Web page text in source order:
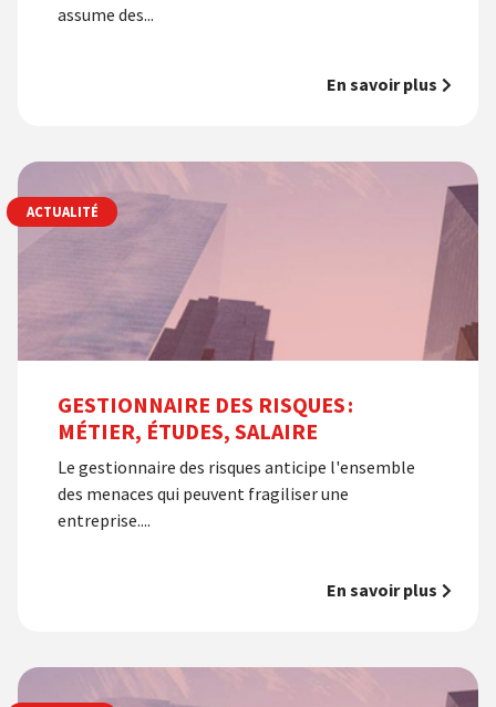
assume des...
En savoir plus
GESTIONNAIRE DES RISQUES :
MÉTIER, ÉTUDES, SALAIRE
Le gestionnaire des risques anticipe l'ensemble
des menaces qui peuvent fragiliser une
entreprise....
En savoir plus
ACTUALITÉ